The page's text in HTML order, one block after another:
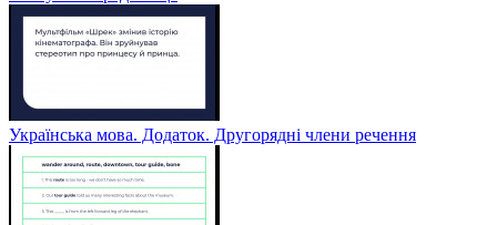
Українська мова. Додаток. Другорядні члени речення